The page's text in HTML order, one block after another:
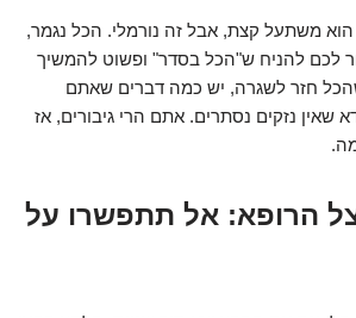
משתעל קצת, אבל זה נורמלי. הכל נגמר,
לכם להניח ש"הכל בסדר" ופשוט להמשיך
חזר לשגרה, יש כמה דברים שאתם
שאין נזקים נסתרים. אתם הרי גיבורים, אז
אצל הרופא: אל תתפשרו על